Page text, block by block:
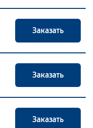
Заказать
Заказать
Заказать